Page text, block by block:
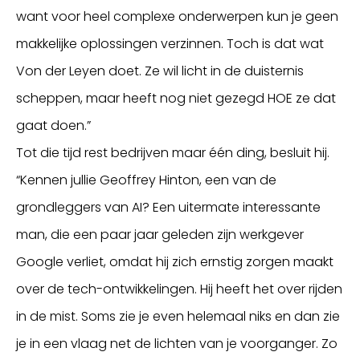
want voor heel complexe onderwerpen kun je geen
makkelijke oplossingen verzinnen. Toch is dat wat
Von der Leyen doet. Ze wil licht in de duisternis
scheppen, maar heeft nog niet gezegd HOE ze dat
gaat doen.”
Tot die tijd rest bedrijven maar één ding, besluit hij.
“Kennen jullie Geoffrey Hinton, een van de
grondleggers van AI? Een uitermate interessante
man, die een paar jaar geleden zijn werkgever
Google verliet, omdat hij zich ernstig zorgen maakt
over de tech-ontwikkelingen. Hij heeft het over rijden
in de mist. Soms zie je even helemaal niks en dan zie
je in een vlaag net de lichten van je voorganger. Zo